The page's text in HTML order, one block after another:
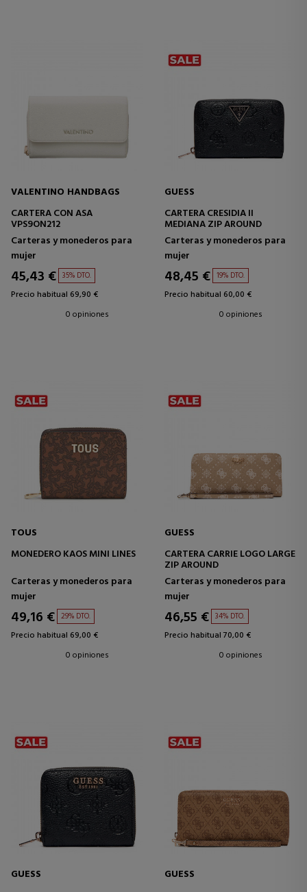
VALENTINO HANDBAGS
CARTERA CON ASA
VPS9ON212
Carteras y monederos para
mujer
45,43 € 35% DTO.
Precio habitual 69,90 €
0 opiniones
GUESS
CARTERA CRESIDIA II
MEDIANA ZIP AROUND
Carteras y monederos para
mujer
48,45 € 19% DTO.
Precio habitual 60,00 €
0 opiniones
TOUS
MONEDERO KAOS MINI LINES
Carteras y monederos para
mujer
49,16 € 29% DTO.
Precio habitual 69,00 €
0 opiniones
GUESS
CARTERA CARRIE LOGO LARGE
ZIP AROUND
Carteras y monederos para
mujer
46,55 € 34% DTO.
Precio habitual 70,00 €
0 opiniones
GUESS
GUESS